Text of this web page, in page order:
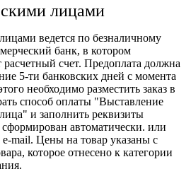
лицами
ведется по безналичному
банк, в котором
счет. Предоплата должна
5-ти банковских дней с момента
необходимо разместить заказ в
способ оплаты "Выставление
и заполнить реквизиты
автоматически. или
e-mail. Цены на товар указаны с
которое отнесено к категории